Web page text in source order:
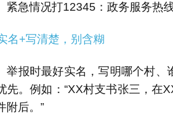
情况打12345：政务服务热线
名+写清楚，别含糊
时最好实名，写明哪个村、
先。例如：“XX村支书张三，在
附后。”